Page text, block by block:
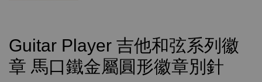
Guitar Player 吉他和弦系列徽
章 馬口鐵金屬圓形徽章別針